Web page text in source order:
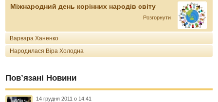
Міжнародний день корінних народів світу
Розгорнути
Варвара Ханенко
Народилася Віра Холодна
Пов’язані Новини
14 грудня 2011 о 14:41